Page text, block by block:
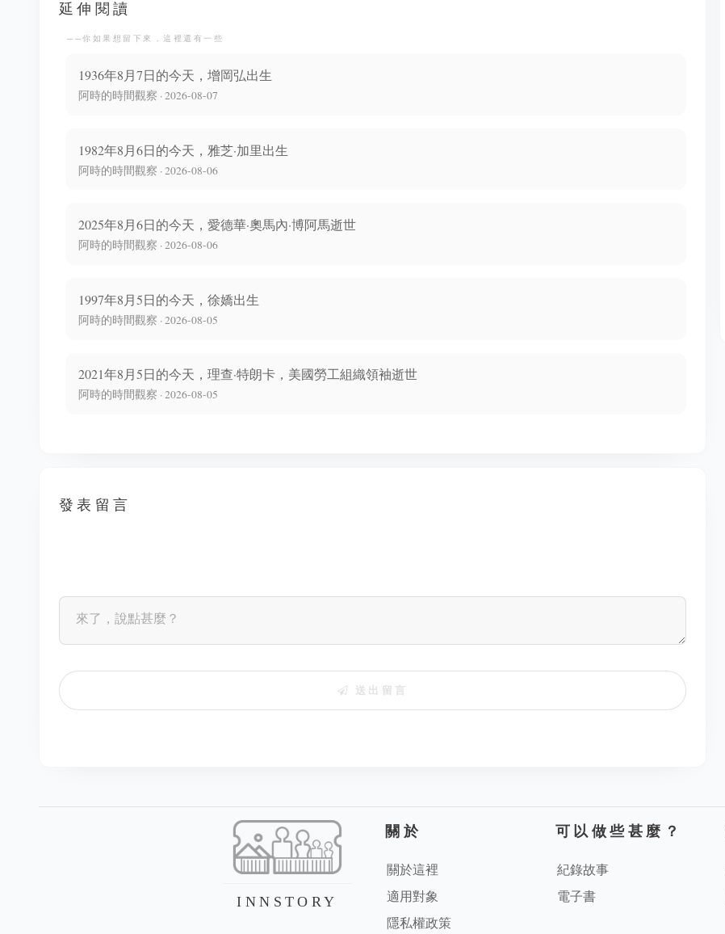
延伸閱讀
──你如果想留下來，這裡還有一些
1936年8月7日的今天，增岡弘出生
阿時的時間觀察 · 2026-08-07
1982年8月6日的今天，雅芝·加里出生
阿時的時間觀察 · 2026-08-06
2025年8月6日的今天，愛德華·奧馬內·博阿馬逝世
阿時的時間觀察 · 2026-08-06
1997年8月5日的今天，徐嬌出生
阿時的時間觀察 · 2026-08-05
2021年8月5日的今天，理查·特朗卡，美國勞工組織領袖逝世
阿時的時間觀察 · 2026-08-05
發表留言
送出留言
INNSTORY
關於
關於這裡
適用對象
隱私權政策
可以做些甚麼？
紀錄故事
電子書